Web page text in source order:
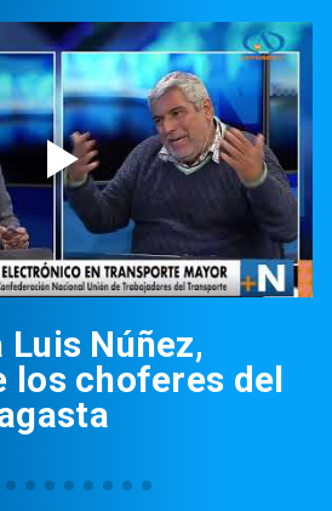
Núñez,
los choferes del